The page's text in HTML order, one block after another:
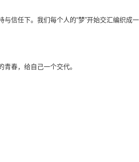
信任下。我们每个人的“梦”开始交汇编织成一
春，给自己一个交代。